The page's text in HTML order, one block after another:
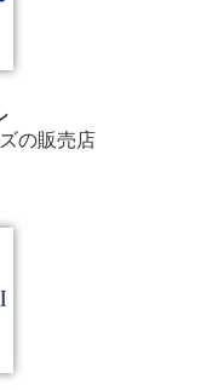
の販売店